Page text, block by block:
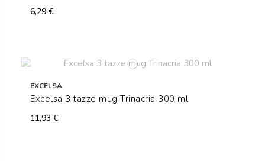
6,29 €
EXCELSA
Excelsa 3 tazze mug Trinacria 300 ml
11,93 €